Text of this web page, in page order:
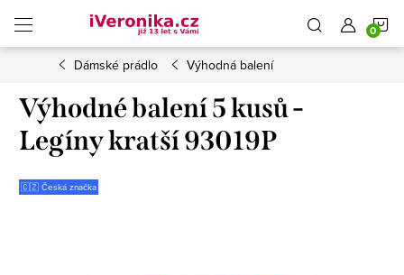
obsah
Dámské prádlo Výhodná balení
Výhodné balení 5 kusů -
Legíny kratší 93019P
🇨🇿 Česká značka